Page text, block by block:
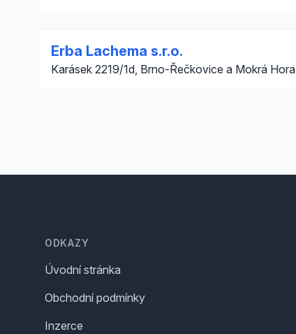
Erba Lachema s.r.o.
Karásek 2219/1d, Brno-Řečkovice a Mokrá Hora
ODKAZY
Úvodní stránka
Obchodní podmínky
Inzerce